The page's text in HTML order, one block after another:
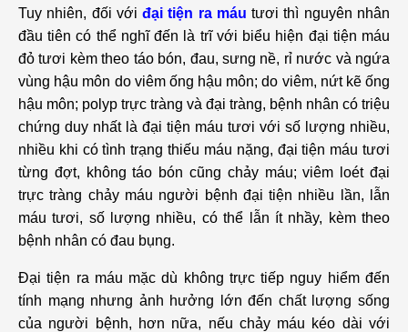
Tuy nhiên, đối vớiđại tiện ra máu tươi thì nguyên nhân
đầu tiên có thể nghĩ đến là trĩ với biểu hiện đại tiện máu
đỏ tươi kèm theo táo bón, đau, sưng nề, rỉ nước và ngứa
vùng hậu môn do viêm ống hậu môn; do viêm, nứt kẽ ống
hậu môn; polyp trực tràng và đại tràng, bệnh nhân có triệu
chứng duy nhất là đại tiện máu tươi với số lượng nhiều,
nhiều khi có tình trạng thiếu máu nặng, đại tiện máu tươi
từng đợt, không táo bón cũng chảy máu; viêm loét đại
trực tràng chảy máu người bệnh đại tiện nhiều lần, lẫn
máu tươi, số lượng nhiều, có thể lẫn ít nhầy, kèm theo
bệnh nhân có đau bụng.
Đại tiện ra máu mặc dù không trực tiếp nguy hiểm đến
tính mạng nhưng ảnh hưởng lớn đến chất lượng sống
của người bệnh, hơn nữa, nếu chảy máu kéo dài với